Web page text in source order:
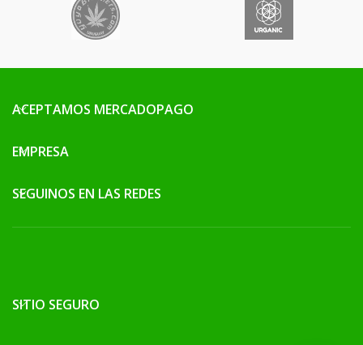
cultivos.
ACEPTAMOS MERCADOPAGO
EMPRESA
SEGUINOS EN LAS REDES
SITIO SEGURO